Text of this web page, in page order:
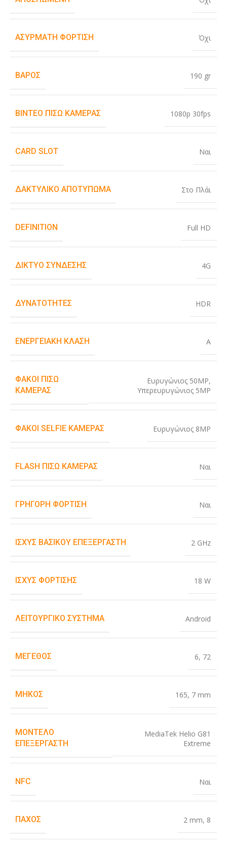
ΑΣΎΡΜΑΤΗ ΦΌΡΤΙΣΗ Όχι
ΒΆΡΟΣ 190 gr
ΒΊΝΤΕΟ ΠΊΣΩ ΚΆΜΕΡΑΣ 1080p 30fps
CARD SLOT Ναι
ΔΑΚΤΥΛΙΚΌ ΑΠΟΤΎΠΩΜΑ Στο Πλάι
DEFINITION Full HD
ΔΊΚΤΥΟ ΣΎΝΔΕΣΗΣ 4G
ΔΥΝΑΤΌΤΗΤΕΣ HDR
ΕΝΕΡΓΕΙΑΚΉ ΚΛΆΣΗ A
ΦΑΚΟΊ ΠΊΣΩ
ΚΆΜΕΡΑΣ
Ευρυγώνιος 50MP,
Υπερευρυγώνιος 5MP
ΦΑΚΟΊ SELFIE ΚΆΜΕΡΑΣ Ευρυγώνιος 8MP
FLASH ΠΊΣΩ ΚΆΜΕΡΑΣ Ναι
ΓΡΉΓΟΡΗ ΦΌΡΤΙΣΗ Ναι
ΙΣΧΎΣ ΒΑΣΙΚΟΎ ΕΠΕΞΕΡΓΑΣΤΉ 2 GHz
ΙΣΧΎΣ ΦΌΡΤΙΣΗΣ 18 W
ΛΕΙΤΟΥΡΓΙΚΌ ΣΎΣΤΗΜΑ Android
ΜΈΓΕΘΟΣ 6, 72
ΜΉΚΟΣ 165, 7 mm
ΜΟΝΤΈΛΟ
ΕΠΕΞΕΡΓΑΣΤΉ
MediaTek Helio G81
Extreme
NFC Ναι
ΠΆΧΟΣ 2 mm, 8